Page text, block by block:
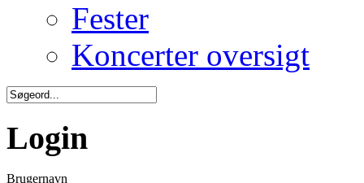
Fester
Koncerter oversigt
Login
Brugernavn